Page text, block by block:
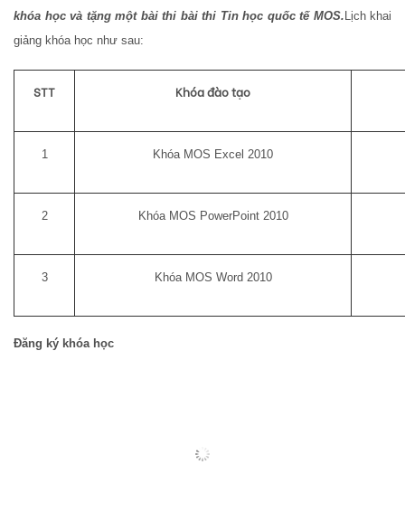
khóa học và tặng một bài thi bài thi Tin học quốc tế MOS. Lịch khai
giảng khóa học như sau:
STT Khóa đào tạo
1 Khóa MOS Excel 2010
2 Khóa MOS PowerPoint 2010
3 Khóa MOS Word 2010
Đăng ký khóa học